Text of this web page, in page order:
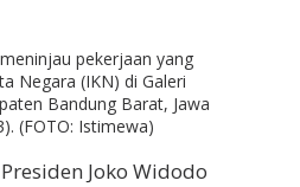
pekerjaan yang
Negara (IKN) di Galeri
Bandung Barat, Jawa
(FOTO: Istimewa)
Joko Widodo